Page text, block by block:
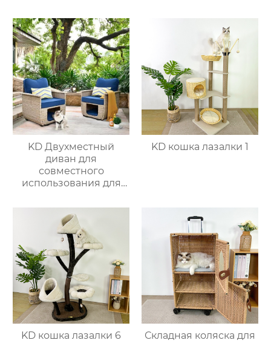
KD Двухместный
диван для
совместного
использования для
KD кошка лазалки 1
KD кошка лазалки 6
Складная коляска для